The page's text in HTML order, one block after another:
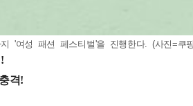
지 '여성 패션 페스티벌'을 진행한다. (사진